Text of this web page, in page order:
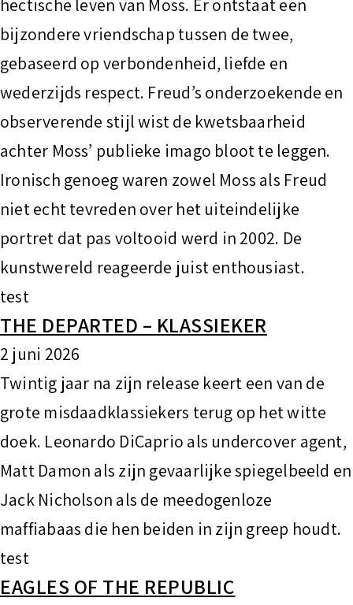
hectische leven van Moss. Er ontstaat een
bijzondere vriendschap tussen de twee,
gebaseerd op verbondenheid, liefde en
wederzijds respect. Freud’s onderzoekende en
observerende stijl wist de kwetsbaarheid
achter Moss’ publieke imago bloot te leggen.
Ironisch genoeg waren zowel Moss als Freud
niet echt tevreden over het uiteindelijke
portret dat pas voltooid werd in 2002. De
kunstwereld reageerde juist enthousiast.
test
THE DEPARTED – KLASSIEKER
2 juni 2026
Twintig jaar na zijn release keert een van de
grote misdaadklassiekers terug op het witte
doek. Leonardo DiCaprio als undercover agent,
Matt Damon als zijn gevaarlijke spiegelbeeld en
Jack Nicholson als de meedogenloze
maffiabaas die hen beiden in zijn greep houdt.
test
EAGLES OF THE REPUBLIC